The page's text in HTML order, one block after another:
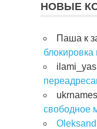
НОВЫЕ
Паша к
ukrnames
свободное